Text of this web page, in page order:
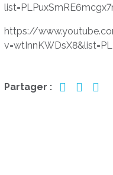
https://
Partager :